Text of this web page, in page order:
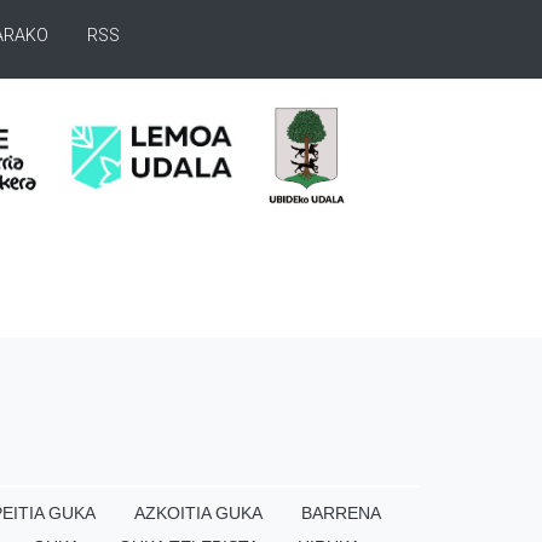
RSS
GUKA AZKOITIA GUKA
BARRENA